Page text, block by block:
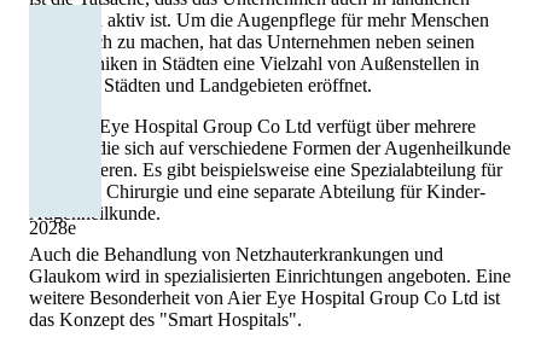
2028e
Regionen aktiv ist. Um die Augenpflege für mehr Menschen
zugänglich zu machen, hat das Unternehmen neben seinen
Hauptkliniken in Städten eine Vielzahl von Außenstellen in
kleineren Städten und Landgebieten eröffnet.
Die Aier Eye Hospital Group Co Ltd verfügt über mehrere
Sparten, die sich auf verschiedene Formen der Augenheilkunde
konzentrieren. Es gibt beispielsweise eine Spezialabteilung für
refraktive Chirurgie und eine separate Abteilung für Kinder-
Augenheilkunde.
Auch die Behandlung von Netzhauterkrankungen und
Glaukom wird in spezialisierten Einrichtungen angeboten. Eine
weitere Besonderheit von Aier Eye Hospital Group Co Ltd ist
das Konzept des "Smart Hospitals".